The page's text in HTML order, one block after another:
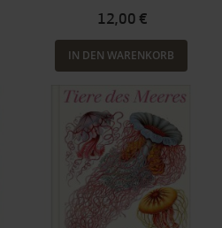
12,00 €
IN DEN WARENKORB